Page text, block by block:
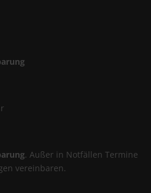
. Außer in Notfällen Termine
vereinbaren.